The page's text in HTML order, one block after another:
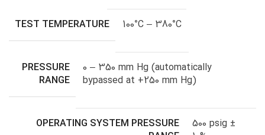
TEST TEMPERATURE 100°C – 380°C
PRESSURE
RANGE
0 – 350 mm Hg (automatically
bypassed at +250 mm Hg)
OPERATING SYSTEM PRESSURE
500 psig ±